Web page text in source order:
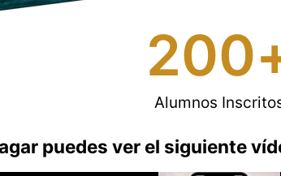
Alumnos
200
puedes ver el siguiente